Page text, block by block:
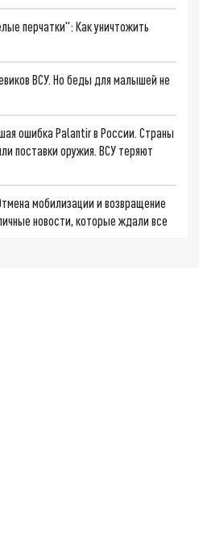
перчатки": Как уничтожить
ВСУ. Но беды для малышей не
ошибка Palantir в России. Страны
поставки оружия. ВСУ теряют
мобилизации и возвращение
новости, которые ждали все